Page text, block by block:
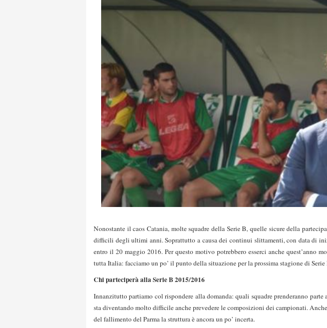
Nonostante il caos Catania, molte squadre della Serie B, quelle sicure della
difficili degli ultimi anni. Soprattutto a causa dei continui slittamenti, con data di
entro il 20 maggio 2016. Per questo motivo potrebbero esserci anche
tutta Italia: facciamo un po’ il punto della situazione per la prossima stagione di Serie
Chi parteciperà alla Serie B 2015/2016
Innanzitutto partiamo col rispondere alla domanda: quali squadre prenderanno
sta diventando molto difficile anche prevedere le composizioni dei campionati.
del fallimento del Parma la struttura è ancora un po’ incerta.